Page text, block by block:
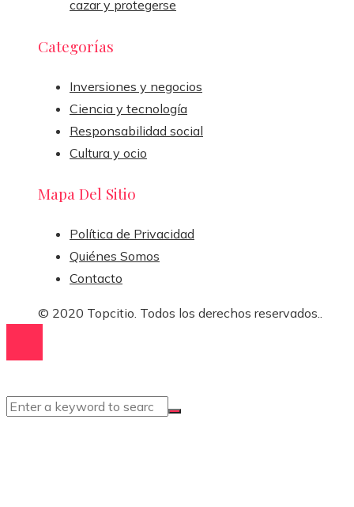
cazar y protegerse
Categorías
Inversiones y negocios
Ciencia y tecnología
Responsabilidad social
Cultura y ocio
Mapa Del Sitio
Política de Privacidad
Quiénes Somos
Contacto
© 2020 Topcitio. Todos los derechos reservados..